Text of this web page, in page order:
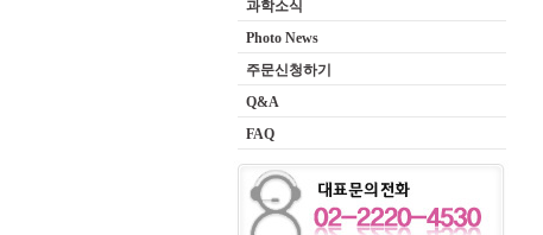
과학소식
Photo News
주문신청하기
Q&A
FAQ